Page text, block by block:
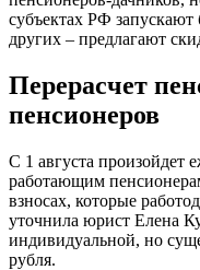
субъектах РФ
других – предлагают
Перерасчет
пенсионеров
С 1 августа произойдет
работающим
взносах, которые
уточнила юрист Елена
индивидуальной, но
рубля.